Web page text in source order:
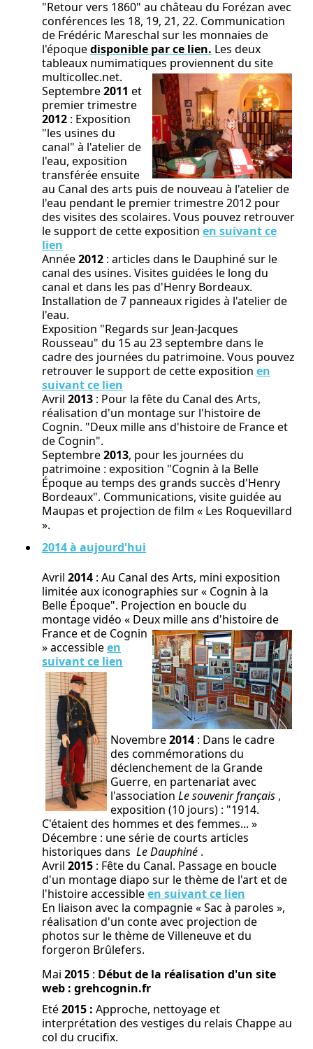
"Retour vers 1860" au château du Forézan avec
conférences les 18, 19, 21, 22. Communication
de Frédéric Mareschal sur les monnaies de
l'époquedisponible par ce lien. Les deux
tableaux numimatiques proviennent du site
multicollec.net.
Septembre2011 et
premier trimestre
2012 : Exposition
"les usines du
canal" à l'atelier de
l'eau, exposition
transférée ensuite
au Canal des arts puis de nouveau à l'atelier de
l'eau pendant le premier trimestre 2012 pour
des visites des scolaires. Vous pouvez retrouver
le support de cette exposition en suivant ce
lien
Année2012 : articles dans le Dauphiné sur le
canal des usines. Visites guidées le long du
canal et dans les pas d'Henry Bordeaux.
Installation de 7 panneaux rigides à l'atelier de
l'eau.
Exposition "Regards sur Jean-Jacques
Rousseau" du 15 au 23 septembre dans le
cadre des journées du patrimoine. Vous pouvez
retrouver le support de cette exposition en
suivant ce lien
Avril 2013 : Pour la fête du Canal des Arts,
réalisation d'un montage sur l'histoire de
Cognin. "Deux mille ans d'histoire de France et
de Cognin".
Septembre2013, pour les journées du
patrimoine : exposition "Cognin à la Belle
Époque au temps des grands succès d'Henry
Bordeaux". Communications, visite guidée au
Maupas et projection de film « Les Roquevillard
».
2014 à aujourd'hui
Avril 2014 : Au Canal des Arts, mini exposition
limitée aux iconographies sur « Cognin à la
Belle Époque". Projection en boucle du
montage vidéo « Deux mille ans d'histoire de
France etde Cognin
» accessibleen
suivant ce lien
Novembre2014 : Dans le cadre
des commémorations du
déclenchement de la Grande
Guerre, en partenariat avec
l'association Le souvenir français ,
exposition (10 jours) : "1914.
C'étaient des hommes et des femmes... »
Décembre : une série de courts articles
historiques dans Le Dauphiné .
Avril 2015 : Fête du Canal. Passage en boucle
d'un montage diapo sur le thème de l'art et de
l'histoire accessibleen suivant ce lien
En liaison avec la compagnie « Sac à paroles »,
réalisation d'un conte avec projection de
photos sur le thème de Villeneuve et du
forgeron Brûlefers.
Mai 2015 : Début de la réalisation d'un site
web : grehcognin.fr
Eté2015 : Approche, nettoyage et
interprétation des vestiges du relais Chappe au
col du crucifix.